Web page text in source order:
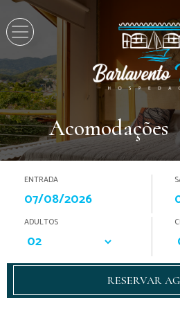
Acomodações
ENTRADA
ADULTOS
RESERVAR